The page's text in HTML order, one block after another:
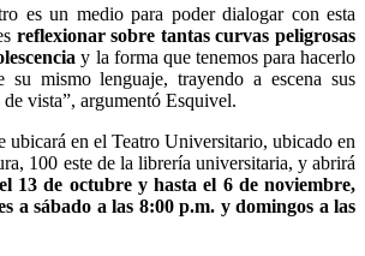
es un medio para poder dialogar con esta
reflexionar sobre tantas curvas peligrosas
y la forma que tenemos para hacerlo
su mismo lenguaje, trayendo a escena sus
de vista”, argumentó Esquivel.
ubicará en el Teatro Universitario, ubicado en
100 este de la librería universitaria, y abrirá
13 de octubre y hasta el 6 de noviembre,
a sábado a las 8:00 p.m. y domingos a las